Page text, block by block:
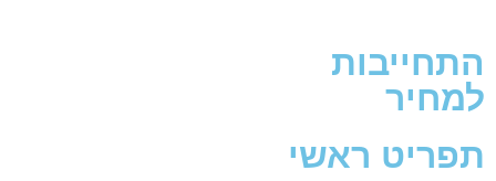
התחייבות
למחיר
תפריט ראשי